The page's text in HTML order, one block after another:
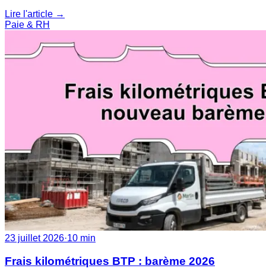
Lire l'article →
Paie & RH
23 juillet 2026·10 min
Frais kilométriques BTP : barème 2026